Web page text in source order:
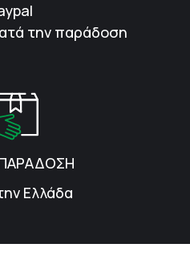
την παράδοση
Ελλάδα